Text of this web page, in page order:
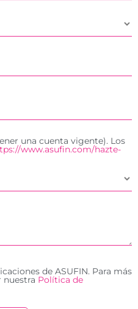
una cuenta vigente). Los
www.asufin.com/hazte-
de ASUFIN. Para más
nuestra Política de